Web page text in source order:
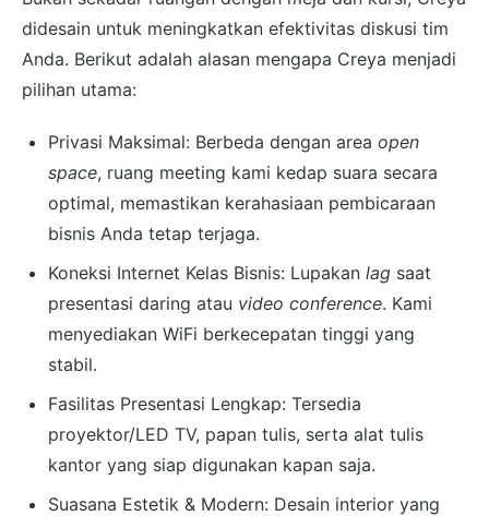
didesain untuk meningkatkan efektivitas diskusi tim
Anda. Berikut adalah alasan mengapa Creya menjadi
pilihan utama:
Privasi Maksimal: Berbeda dengan area open
space, ruang meeting kami kedap suara secara
optimal, memastikan kerahasiaan pembicaraan
bisnis Anda tetap terjaga.
Koneksi Internet Kelas Bisnis: Lupakan lag saat
presentasi daring atau video conference. Kami
menyediakan WiFi berkecepatan tinggi yang
stabil.
Fasilitas Presentasi Lengkap: Tersedia
proyektor/LED TV, papan tulis, serta alat tulis
kantor yang siap digunakan kapan saja.
Suasana Estetik & Modern: Desain interior yang